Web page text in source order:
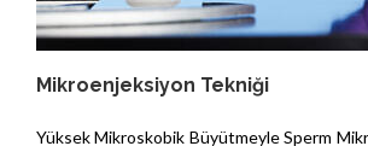
Mikroenjeksiyon Tekniği
Yüksek Mikroskobik Büyütmeyle Sperm